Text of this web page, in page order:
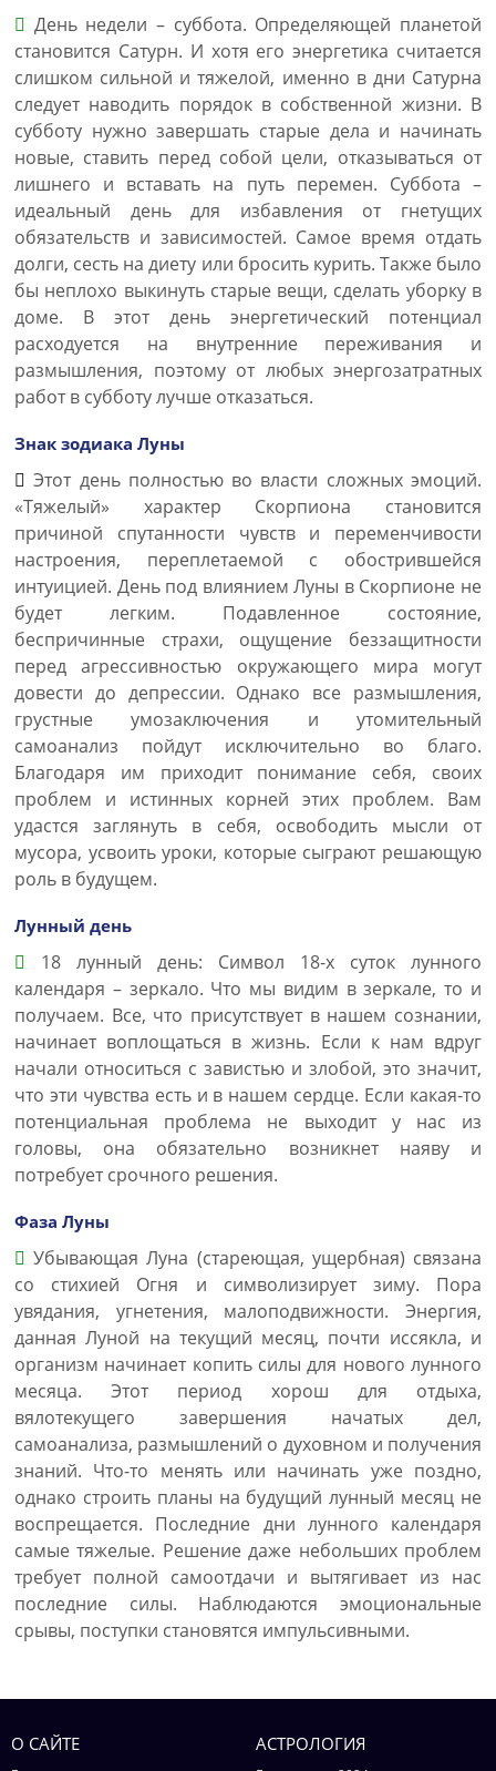
День недели – суббота. Определяющей планетой
становится Сатурн. И хотя его энергетика считается
слишком сильной и тяжелой, именно в дни Сатурна
следует наводить порядок в собственной жизни. В
субботу нужно завершать старые дела и начинать
новые, ставить перед собой цели, отказываться от
лишнего и вставать на путь перемен. Суббота –
идеальный день для избавления от гнетущих
обязательств и зависимостей. Самое время отдать
долги, сесть на диету или бросить курить. Также было
бы неплохо выкинуть старые вещи, сделать уборку в
доме. В этот день энергетический потенциал
расходуется на внутренние переживания и
размышления, поэтому от любых энергозатратных
работ в субботу лучше отказаться.
Знак зодиака Луны
Этот день полностью во власти сложных эмоций.
«Тяжелый» характер Скорпиона становится
причиной спутанности чувств и переменчивости
настроения, переплетаемой с обострившейся
интуицией. День под влиянием Луны в Скорпионе не
будет легким. Подавленное состояние,
беспричинные страхи, ощущение беззащитности
перед агрессивностью окружающего мира могут
довести до депрессии. Однако все размышления,
грустные умозаключения и утомительный
самоанализ пойдут исключительно во благо.
Благодаря им приходит понимание себя, своих
проблем и истинных корней этих проблем. Вам
удастся заглянуть в себя, освободить мысли от
мусора, усвоить уроки, которые сыграют решающую
роль в будущем.
Лунный день
18 лунный день: Символ 18-х суток лунного
календаря – зеркало. Что мы видим в зеркале, то и
получаем. Все, что присутствует в нашем сознании,
начинает воплощаться в жизнь. Если к нам вдруг
начали относиться с завистью и злобой, это значит,
что эти чувства есть и в нашем сердце. Если какая-то
потенциальная проблема не выходит у нас из
головы, она обязательно возникнет наяву и
потребует срочного решения.
Фаза Луны
Убывающая Луна (стареющая, ущербная) связана
со стихией Огня и символизирует зиму. Пора
увядания, угнетения, малоподвижности. Энергия,
данная Луной на текущий месяц, почти иссякла, и
организм начинает копить силы для нового лунного
месяца. Этот период хорош для отдыха,
вялотекущего завершения начатых дел,
самоанализа, размышлений о духовном и получения
знаний. Что-то менять или начинать уже поздно,
однако строить планы на будущий лунный месяц не
воспрещается. Последние дни лунного календаря
самые тяжелые. Решение даже небольших проблем
требует полной самоотдачи и вытягивает из нас
последние силы. Наблюдаются эмоциональные
срывы, поступки становятся импульсивными.
О САЙТЕ АСТРОЛОГИЯ